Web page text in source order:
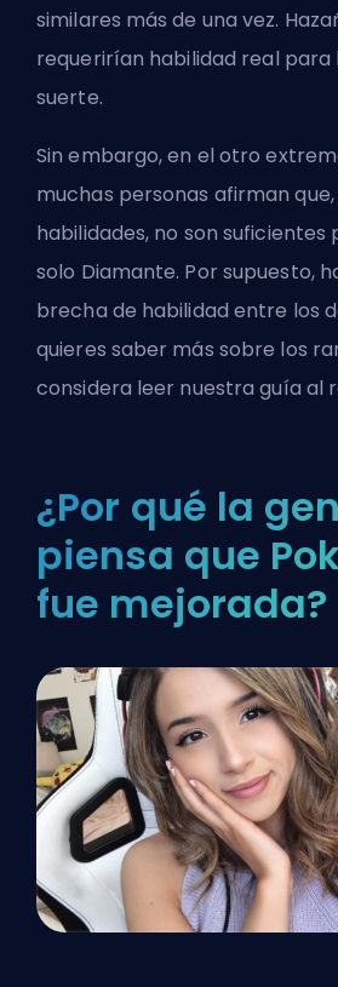
similares más de una vez.
requerirían habilidad real para
suerte.
Sin embargo, en el otro
muchas personas afirman
habilidades, no son suficientes
solo Diamante. Por supuesto,
brecha de habilidad entre los
quieres saber más sobre los
considera leer nuestraguía al
¿Por qué la
piensa que
fue mejorada?